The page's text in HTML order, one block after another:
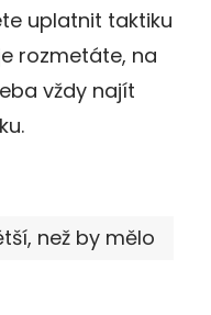
uplatnit taktiku
rozmetáte, na
vždy najít
než by mělo